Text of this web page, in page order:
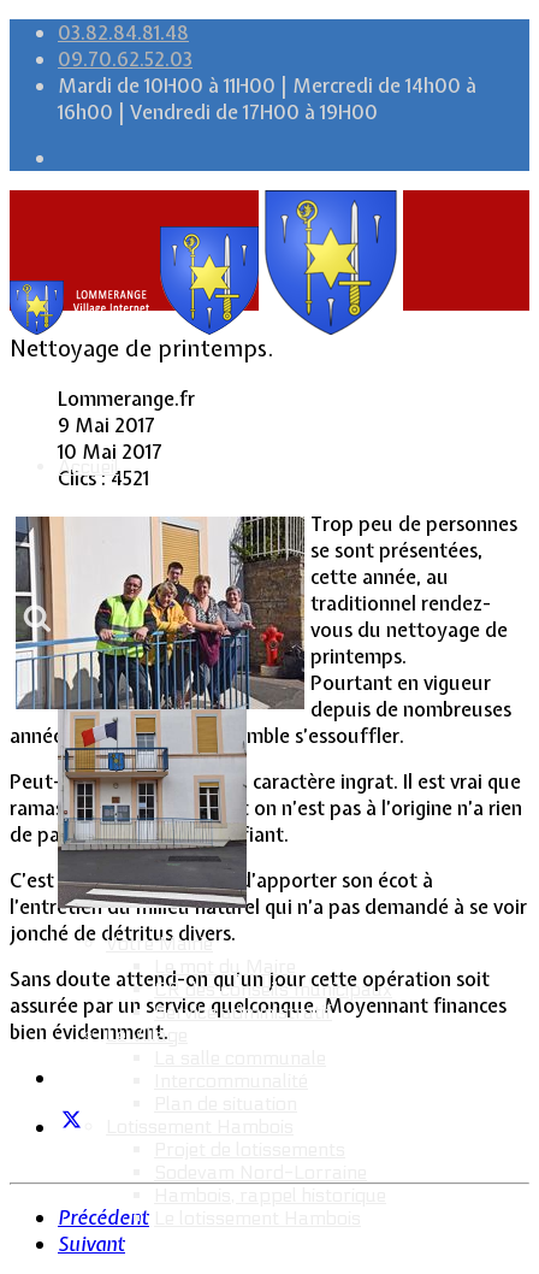
03.82.84.81.48
09.70.62.52.03
Mardi de 10H00 à 11H00 | Mercredi de 14h00 à
16h00 | Vendredi de 17H00 à 19H00
Accueil
Vie Municipale
Votre Mairie
Le mot du Maire
CR des conseils municipaux
Service administratif
Le Village
Nettoyage de printemps.
Lommerange.fr
9 Mai 2017
10 Mai 2017
Clics : 4521
Trop peu de personnes
se sont présentées,
cette année, au
traditionnel rendez-
vous du nettoyage de
printemps.
Pourtant en vigueur
depuis de nombreuses
années, cette opération semble s’essouffler.
Peut-être en raison de son caractère ingrat. Il est vrai que
ramasser des déchets dont on n’est pas à l’origine n’a rien
de passionnant ni de gratifiant.
C’est pourtant une façon d’apporter son écot à
l’entretien du milieu naturel qui n’a pas demandé à se voir
jonché de détritus divers.
Sans doute attend-on qu’un jour cette opération soit
assurée par un service quelconque. Moyennant finances
bien évidemment.
Précédent
Suivant